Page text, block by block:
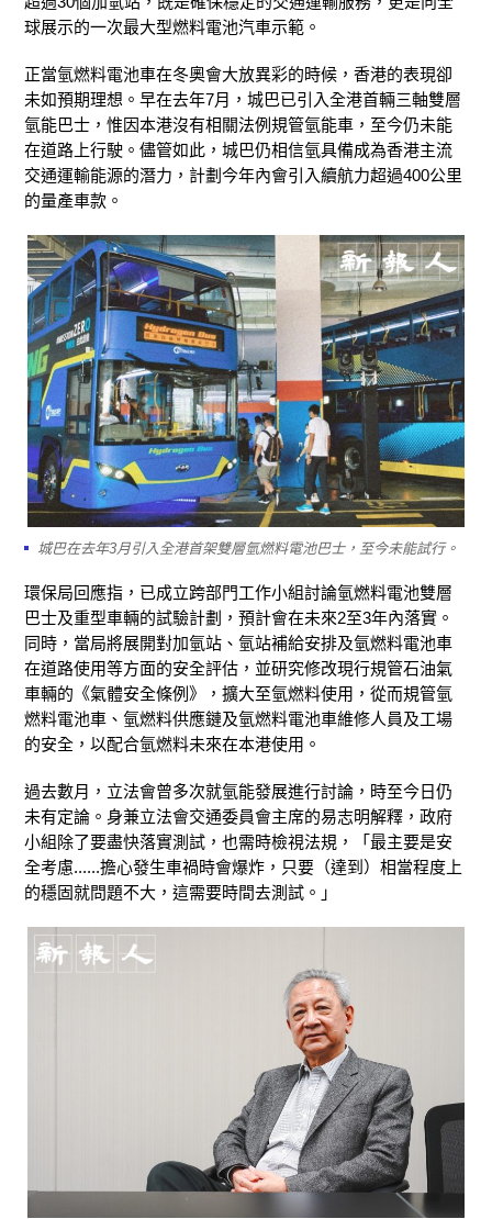
球展示的一次最大型燃料電池汽車示範。
正當氫燃料電池車在冬奧會大放異彩的時候，香港的表現卻
未如預期理想。早在去年7月，城巴已引入全港首輛三軸雙層
氫能巴士，惟因本港沒有相關法例規管氫能車，至今仍未能
在道路上行駛。 儘管如此，城巴仍相信氫具備成為香港主流
交通運輸能源的潛力，計劃今年內會引入續航力超過400公里
的量產車款。
城巴在去年3月引入全港首架雙層氫燃料電池巴士，至今未能試行。
環保局回應指，已成立跨部門工作小組討論氫燃料電池雙層
巴士及重型車輛的試驗計劃，預計會在未來2至3年內落實。
同時，當局將展開對加氫站、氫站補給安排及氫燃料電池車
在道路使用等方面的安全評估，並研究修改現行規管石油氣
車輛的《氣體安全條例》，擴大至氫燃料使用，從而規管氫
燃料電池車、氫燃料供應鏈及氫燃料電池車維修人員及工場
的安全，以配合氫燃料未來在本港使用。
過去數月，立法會曾多次就氫能發展進行討論，時至今日仍
未有定論。身兼立法會交通委員會主席的易志明解釋，政府
小組除了要盡快落實測試，也需時檢視法規，「最主要是安
全考慮......擔心發生車禍時會爆炸，只要（達到）相當程度上
的穩固就問題不大，這需要時間去測試。」